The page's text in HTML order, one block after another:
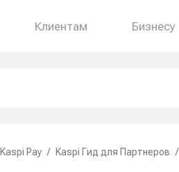
Клиентам Бизнесу
Kaspi Pay / Kaspi Гид для Партнеров /